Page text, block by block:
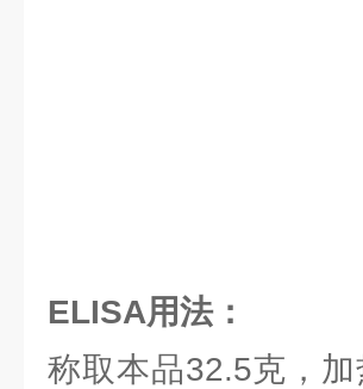
ELISA用法：
称取本品32.5克，